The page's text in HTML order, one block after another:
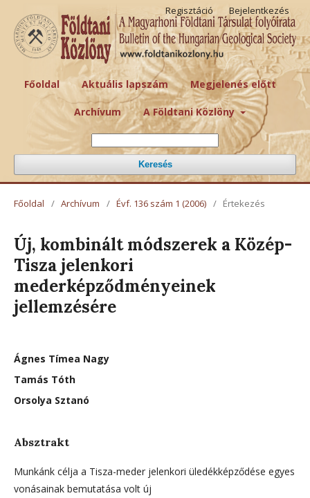
Főoldal Aktuális lapszám Megjelenés előtt
Archívum A Földtani Közlöny
Keresés
Regisztáció Bejelentkezés
Főoldal / Archívum / Évf. 136 szám 1 (2006) / Értekezés
Új, kombinált módszerek a Közép-
Tisza jelenkori
mederképződményeinek
jellemzésére
Ágnes Tímea Nagy
Tamás Tóth
Orsolya Sztanó
Absztrakt
Munkánk célja a Tisza-meder jelenkori üledékképződése egyes
vonásainak bemutatása volt új